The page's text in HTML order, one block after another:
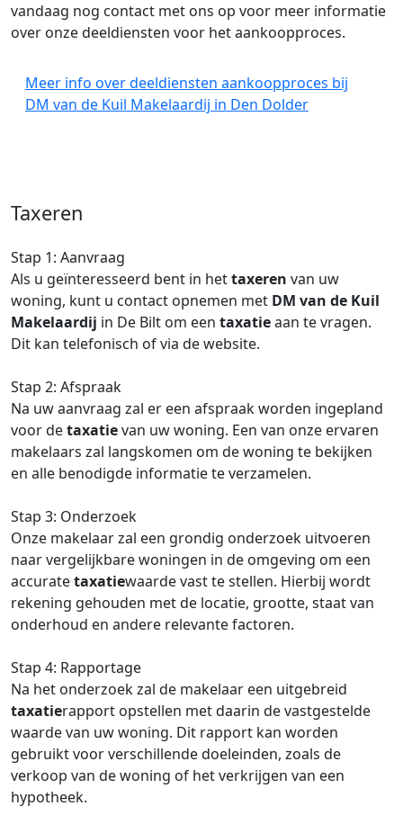
vandaag nog contact met ons op voor meer informatie
over onze deeldiensten voor het aankoopproces.
Meer info over deeldiensten aankoopproces bij
DM van de Kuil Makelaardij in Den Dolder
Taxeren
Stap 1: Aanvraag
Als u geïnteresseerd bent in hettaxeren van uw
woning, kunt u contact opnemen met DM van de Kuil
Makelaardij in De Bilt om een taxatieaan te vragen.
Dit kan telefonisch of via de website.
Stap 2: Afspraak
Na uw aanvraag zal er een afspraak worden ingepland
voor detaxatievan uw woning. Een van onze ervaren
makelaars zal langskomen om de woning te bekijken
en alle benodigde informatie te verzamelen.
Stap 3: Onderzoek
Onze makelaar zal een grondig onderzoek uitvoeren
naar vergelijkbare woningen in de omgeving om een
accuratetaxatiewaarde vast te stellen. Hierbij wordt
rekening gehouden met de locatie, grootte, staat van
onderhoud en andere relevante factoren.
Stap 4: Rapportage
Na het onderzoek zal de makelaar een uitgebreid
taxatierapport opstellen met daarin de vastgestelde
waarde van uw woning. Dit rapport kan worden
gebruikt voor verschillende doeleinden, zoals de
verkoop van de woning of het verkrijgen van een
hypotheek.